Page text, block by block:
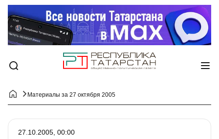
Материалы за 27 октября 2005
27.10.2005, 00:00